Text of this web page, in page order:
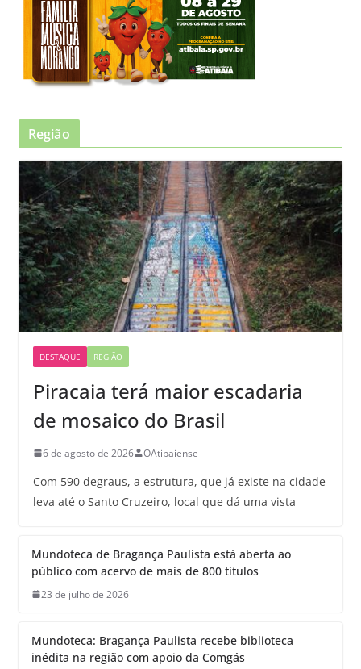
Região
DESTAQUE REGIÃO
Piracaia terá maior escadaria
de mosaico do Brasil
6 de agosto de 2026 OAtibaiense
Com 590 degraus, a estrutura, que já existe na cidade
leva até o Santo Cruzeiro, local que dá uma vista
Mundoteca de Bragança Paulista está aberta ao
público com acervo de mais de 800 títulos
23 de julho de 2026
Mundoteca: Bragança Paulista recebe biblioteca
inédita na região com apoio da Comgás